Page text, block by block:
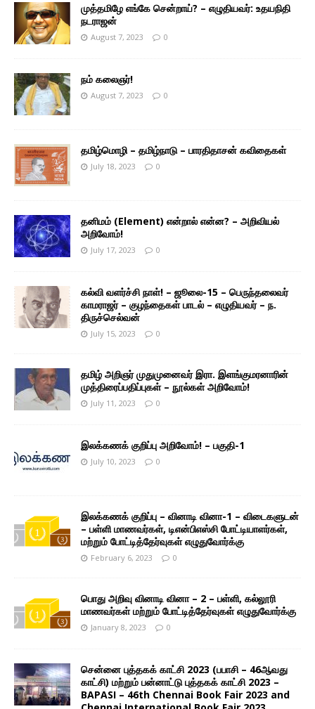
முத்தமிழே எங்கே சென்றாய்? – எழுதியவர்: உதயநிதி
நடராஜன்
August 7, 2023 0
நம் கலைஞர்!
August 7, 2023 0
தமிழ்மொழி – தமிழ்நாடு – பாரதிதாசன் கவிதைகள்
July 18, 2023 0
தனிமம் (Element) என்றால் என்ன? – அறிவியல்
அறிவோம்!
July 17, 2023 0
கல்வி வளர்ச்சி நாள்! – ஜூலை-15 – பெருந்தலைவர்
காமராஜர் – குழந்தைகள் பாடல் – எழுதியவர் – ந.
திருச்செல்வன்
July 15, 2023 0
தமிழ் அறிஞர் முதுமுனைவர் இரா. இளங்குமரனாரின்
முத்திரைப்பதிப்புகள் – நூல்கள் அறிவோம்!
July 11, 2023 0
இலக்கணக் குறிப்பு அறிவோம்! – பகுதி-1
July 10, 2023 0
இலக்கணக் குறிப்பு – வினாடி வினா-1 – விடைகளுடன்
– பள்ளி மாணவர்கள், டிஎன்பிஎஸ்சி போட்டியாளர்கள்,
மற்றும் போட்டித்தேர்வுகள் எழுதுவோர்க்கு
February 6, 2023 0
பொது அறிவு வினாடி வினா – 2 – பள்ளி, கல்லூரி
மாணவர்கள் மற்றும் போட்டித்தேர்வுகள் எழுதுவோர்க்கு
January 8, 2023 0
சென்னை புத்தகக் காட்சி 2023 (பபாசி – 46ஆவது
காட்சி) மற்றும் பன்னாட்டு புத்தகக் காட்சி 2023 –
BAPASI – 46th Chennai Book Fair 2023 and